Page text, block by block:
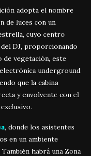
adopta el nombre
de luces con un
cuyo centro
DJ, proporcionando
de vegetación, este
underground
que la cabina
y envolvente con el
, donde los asistentes
en un ambiente
habrá una Zona